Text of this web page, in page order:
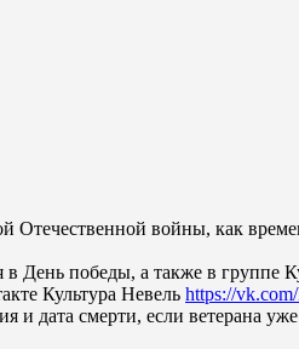
войны, как
День победы, а также в группе
Культура Невель https://
и дата смерти, если ветерана